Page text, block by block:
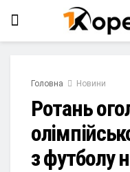
Головна Новини
Ротань
з футболу